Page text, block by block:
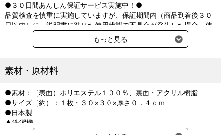
●３０日間あんしん保証サービス実施中！●
品質検査を慎重に実施していますが、保証期間内（商品到着後３０
日以内）に、説明書に準じた使用状態で不具合が発生した場合、使
用後でも無償で交換いたします。
対象：ピタッと吸着マットシリーズ（一部を除く）
-------------------
滑るフローリングの安全対策に。
正方形＆色も豊富なので、組み合わせてアレンジしやすい♪
≪ピタッと吸着マットのヒミツ≫
・床に置くだけで吸盤のようにピタッと吸着。
もっと見る
素材・原材料
●素材：（表面）ポリエステル１００％、裏面・アクリル樹脂
●サイズ（約）：１枚・３０×３０×厚さ０．４ｃｍ
●日本製
▲洗濯機
※製造の都合上、表記サイズと若干の誤差が発生することがありま